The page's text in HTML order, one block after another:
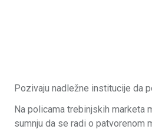
Pozivaju nadležne institucije da
Na policama trebinjskih marketa
sumnju da se radi o patvorenom